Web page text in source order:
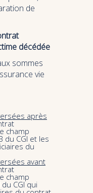
de
décédée
sommes
vie
après
champ
du CGI et les
du
avant
champ
CGI qui